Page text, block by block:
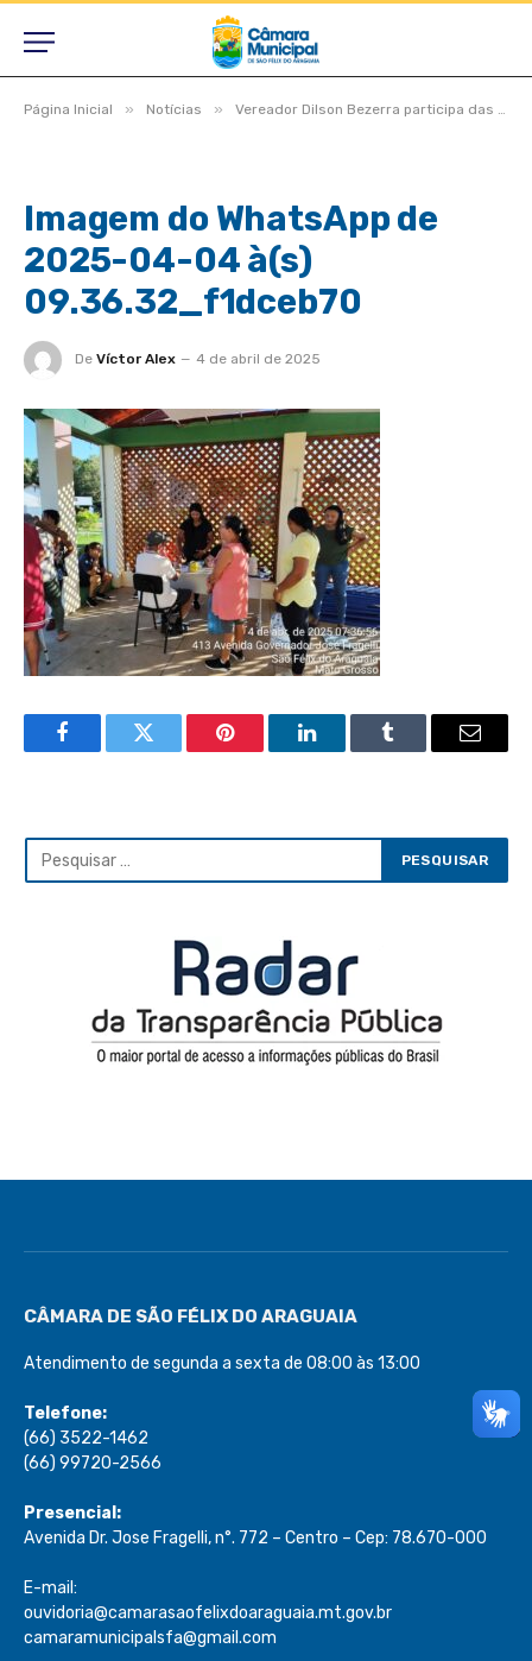
Página Inicial » Notícias » Vereador Dilson Bezerra participa das atividades físicas realizadas na Academia da Saúde
Imagem do WhatsApp de
2025-04-04 à(s)
09.36.32_f1dceb70
De Víctor Alex 4 de abril de 2025
FacebookTwitter Pinterest LinkedInTumblr Email
CÂMARA DE SÃO FÉLIX DO ARAGUAIA
Atendimento de segunda a sexta de 08:00 às 13:00
Telefone:
(66) 3522-1462
(66) 99720-2566
Presencial:
Avenida Dr. Jose Fragelli, n°. 772 – Centro – Cep: 78.670-000
E-mail:
ouvidoria@camarasaofelixdoaraguaia.mt.gov.br
camaramunicipalsfa@gmail.com